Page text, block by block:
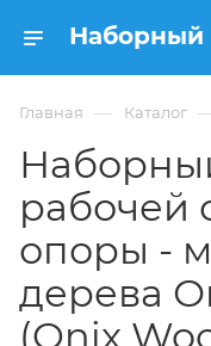
Главная — Каталог
рабочей
опоры -
дерева
(Onix